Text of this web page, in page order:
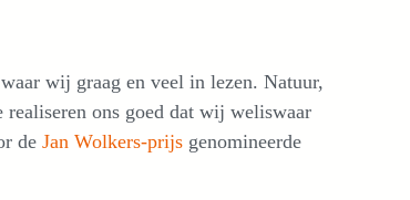
wij graag en veel in lezen. Natuur,
ons goed dat wij weliswaar
de Jan Wolkers-prijs genomineerde